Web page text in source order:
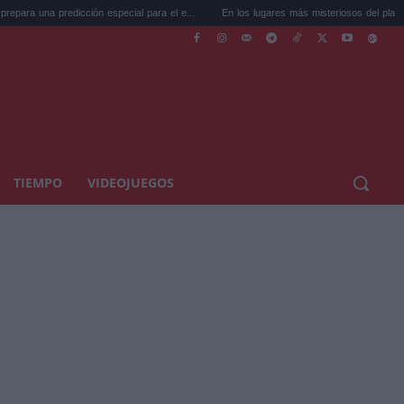
especial para el e... En los lugares más misteriosos del planeta: Stoneh...
TIEMPO VIDEOJUEGOS